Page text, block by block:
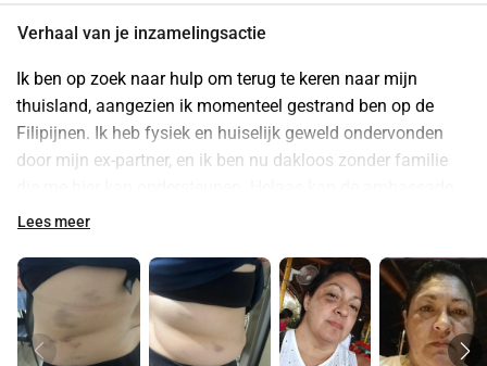
Verhaal van je inzamelingsactie
Ik ben op zoek naar hulp om terug te keren naar mijn
thuisland, aangezien ik momenteel gestrand ben op de
Filipijnen. Ik heb fysiek en huiselijk geweld ondervonden
door mijn ex-partner, en ik ben nu dakloos zonder familie
van mijn land me niet repatriëren, en de lokale autoriteiten
Als gevolg hiervan is er geen contactverbod uitgevaardigd
tegen mijn aanvaller, wat mijn veiligheid en welzijn in
gevaar brengt.
Lees meer